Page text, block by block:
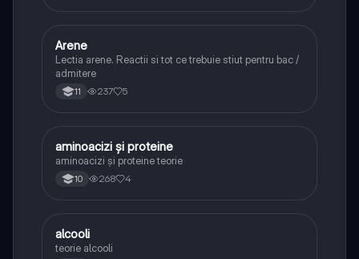
Chimie
Arene
Lectia arene. Reactii si tot ce trebuie stiut pentru bac /
admitere
11 237 5
Chimie
aminoacizi și proteine
aminoacizi și proteine teorie
10 268 4
Chimie
alcooli
teorie alcooli